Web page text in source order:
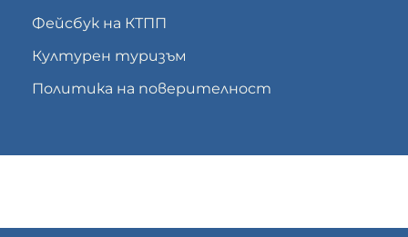
Фейсбук на КТПП
Културен туризъм
Политика на поверителност